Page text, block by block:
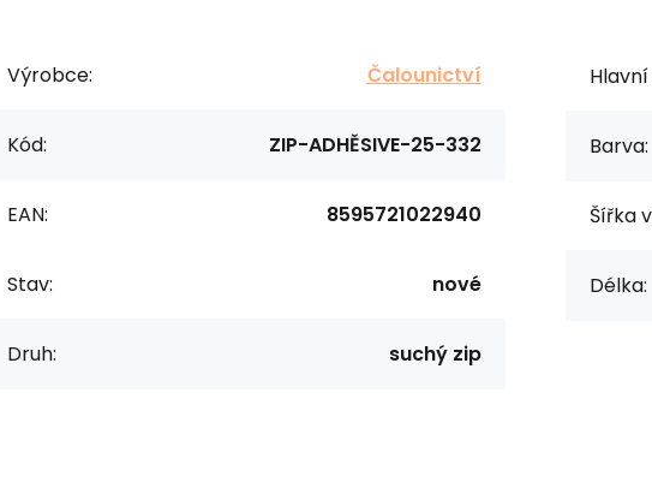
Výrobce: Čalounictví
Kód: ZIP-ADHĚSIVE-25-332
EAN: 8595721022940
Stav: nové
Druh: suchý zip
Barva:
Šířka
Délka: